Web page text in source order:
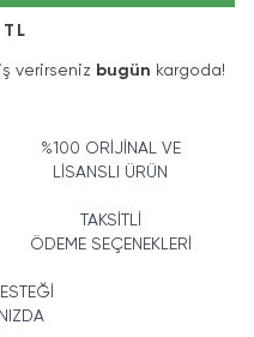
verirseniz bugün kargoda!
%100 ORİJİNAL VE
LİSANSLI ÜRÜN
TAKSİTLİ
ÖDEME SEÇENEKLERİ